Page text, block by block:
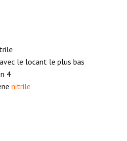
le locant le plus bas
4
nitrile